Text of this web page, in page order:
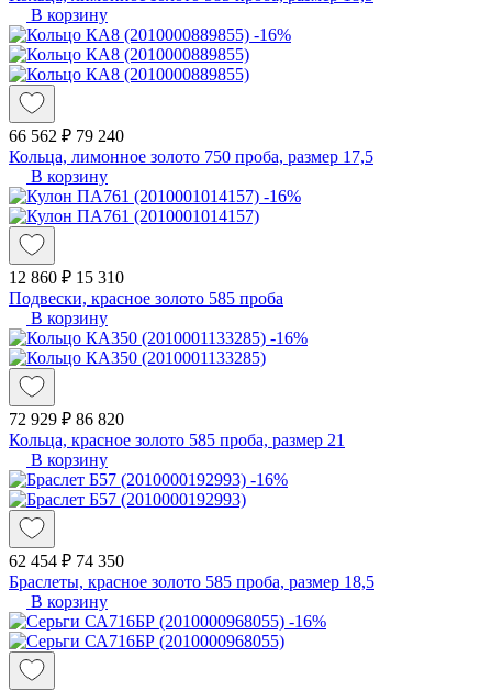
В корзину
-16%
66 562 ₽ 79 240
Кольца, лимонное золото 750 проба, размер 17,5
В корзину
-16%
12 860 ₽ 15 310
Подвески, красное золото 585 проба
В корзину
-16%
72 929 ₽ 86 820
Кольца, красное золото 585 проба, размер 21
В корзину
-16%
62 454 ₽ 74 350
Браслеты, красное золото 585 проба, размер 18,5
В корзину
-16%